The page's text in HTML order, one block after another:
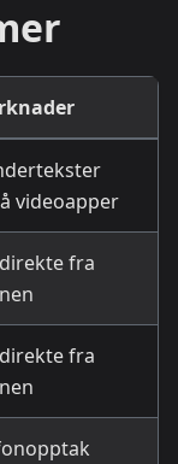
videoapper
fra
fra